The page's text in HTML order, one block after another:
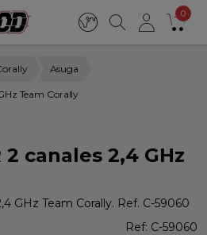
0
Asuga
Team Corally
2 canales 2,4 GHz
GHz Team Corally. Ref. C-59060
Ref: C-59060